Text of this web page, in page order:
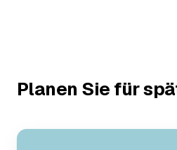
Planen Sie für